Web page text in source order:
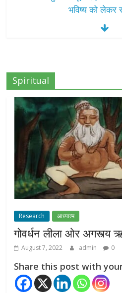
सोनम वांगचुक की भूख हड़ताल जारी, जंतर-
दिल्ली हाईकोर्ट
July 7, 2026
7वें वेतनमान की
राजनाथ सिंह से
July 7, 2026
NEET-UG
Spiritual
Research आध्यात्म
गोवर्धन लीला ओर अगस्त्य
August 7, 2022 admin 0
Share this post with